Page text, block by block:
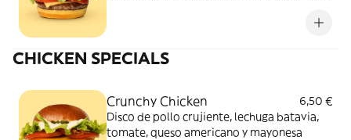
CHICKEN SPECIALS
Crunchy Chicken
6,50 €
Disco de pollo crujiente, lechuga batavia,
tomate, queso americano y mayonesa